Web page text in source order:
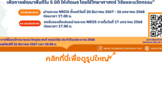
คลิกที่นี่เพื่อดูรูปใหญ่